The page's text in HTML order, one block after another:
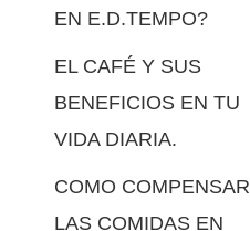
EN E.D.TEMPO?
EL CAFÉ Y SUS
BENEFICIOS EN TU
VIDA DIARIA.
COMO COMPENSAR
LAS COMIDAS EN